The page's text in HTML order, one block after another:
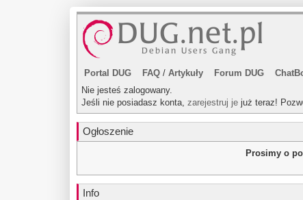
Portal DUG FAQ / Artykuły Forum DUG
Nie jesteś zalogowany.
Jeśli nie posiadasz konta, zarejestruj je już teraz!
Ogłoszenie
Prosimy o
Info